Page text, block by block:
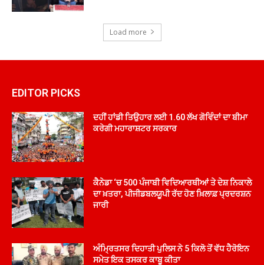
Load more
EDITOR PICKS
ਦਹੀਂ ਹਾਂਡੀ ਤਿਉਹਾਰ ਲਈ 1.60 ਲੱਖ ਗੋਵਿੰਦਾਂ ਦਾ ਬੀਮਾ
ਕਰੇਗੀ ਮਹਾਰਾਸ਼ਟਰ ਸਰਕਾਰ
ਕੈਨੇਡਾ ‘ਚ 500 ਪੰਜਾਬੀ ਵਿਦਿਆਰਥੀਆਂ ਤੇ ਦੇਸ਼ ਨਿਕਾਲੇ
ਦਾ ਖ਼ਤਰਾ, ਪੀਜੀਡਬਲਯੂਪੀ ਰੱਦ ਹੋਣ ਖ਼ਿਲਾਫ਼ ਪ੍ਰਦਰਸ਼ਨ
ਜਾਰੀ
ਅੰਮ੍ਰਿਤਸਰ ਦਿਹਾਤੀ ਪੁਲਿਸ ਨੇ 5 ਕਿਲੋ ਤੋਂ ਵੱਧ ਹੈਰੋਇਨ
ਸਮੇਤ ਇਕ ਤਸਕਰ ਕਾਬੂ ਕੀਤਾ